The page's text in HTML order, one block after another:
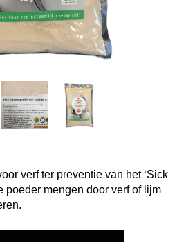
verf ter preventie van het ‘Sick
poeder mengen door verf of lijm